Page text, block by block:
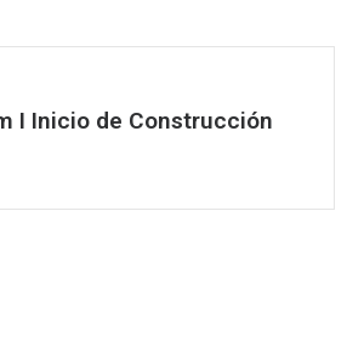
I Inicio de Construcción